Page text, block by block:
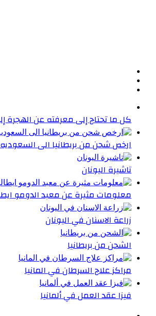
كل ما تحتاج إلى معرفته عن الهجرة
ارخص شحن من بريطانيا الى السعوديه
تاشيرة اليونان
معلومات مثيرة عن معبد الدومو
زراعة الاسنان في اليونان
الشحن من بريطانيا
مراكز علاج السرطان في المانيا
فيزا عقد العمل في ألمانيا